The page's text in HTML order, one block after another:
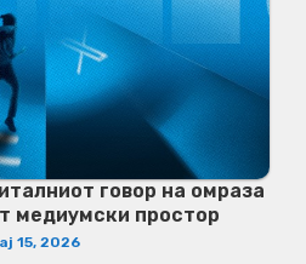
говор на омраза
медиумски простор
15, 2026